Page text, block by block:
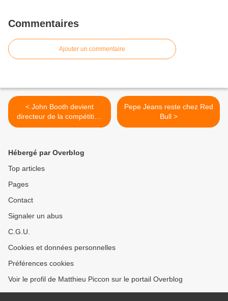
Commentaires
Ajouter un commentaire
< John Booth devient
directeur de la compétition
de Toro Rosso
Pepe Jeans reste chez Red
Bull >
Hébergé par Overblog
Top articles
Pages
Contact
Signaler un abus
C.G.U.
Cookies et données personnelles
Préférences cookies
Voir le profil de Matthieu Piccon sur le portail Overblog